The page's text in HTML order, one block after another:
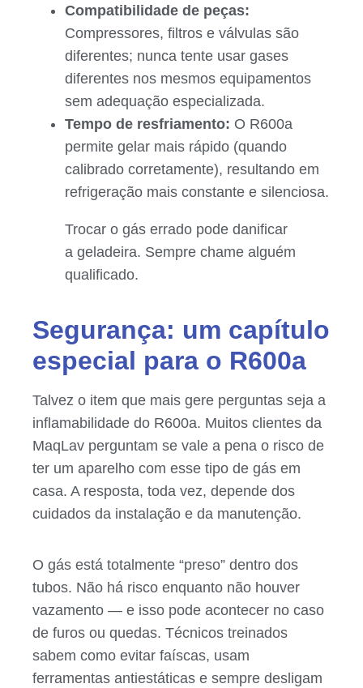
Compatibilidade de peças:
Compressores, filtros e válvulas são
diferentes; nunca tente usar gases
diferentes nos mesmos equipamentos
sem adequação especializada.
Tempo de resfriamento: O R600a
permite gelar mais rápido (quando
calibrado corretamente), resultando em
refrigeração mais constante e silenciosa.
Trocar o gás errado pode danificar
a geladeira. Sempre chame alguém
qualificado.
Segurança: um capítulo
especial para o R600a
Talvez o item que mais gere perguntas seja a
inflamabilidade do R600a. Muitos clientes da
MaqLav perguntam se vale a pena o risco de
ter um aparelho com esse tipo de gás em
casa. A resposta, toda vez, depende dos
cuidados da instalação e da manutenção.
O gás está totalmente “preso” dentro dos
tubos. Não há risco enquanto não houver
vazamento — e isso pode acontecer no caso
de furos ou quedas. Técnicos treinados
sabem como evitar faíscas, usam
ferramentas antiestáticas e sempre desligam